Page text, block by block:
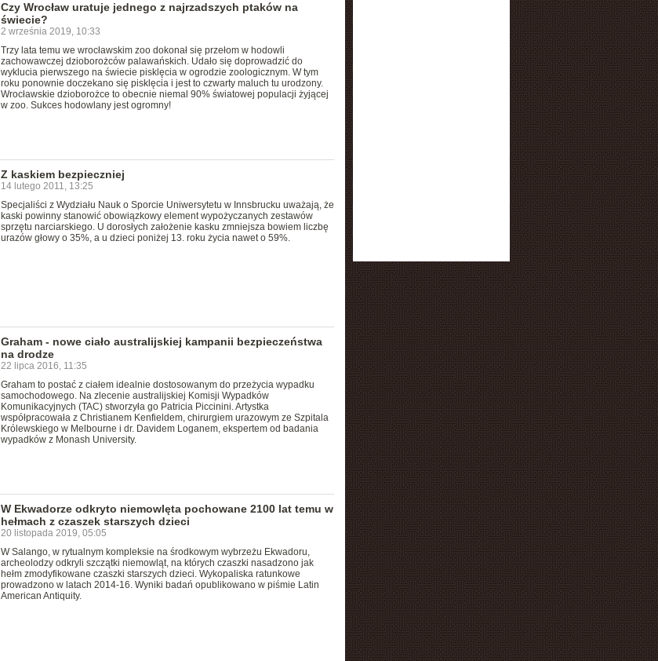
Czy Wrocław uratuje jednego z najrzadszych ptaków na
świecie?
2 września 2019, 10:33
Trzy lata temu we wrocławskim zoo dokonał się przełom w hodowli
zachowawczej dzioborożców palawańskich. Udało się doprowadzić do
wyklucia pierwszego na świecie pisklęcia w ogrodzie zoologicznym. W tym
roku ponownie doczekano się pisklęcia i jest to czwarty maluch tu urodzony.
Wrocławskie dzioborożce to obecnie niemal 90% światowej populacji żyjącej
w zoo. Sukces hodowlany jest ogromny!
Z kaskiem bezpieczniej
14 lutego 2011, 13:25
Specjaliści z Wydziału Nauk o Sporcie Uniwersytetu w Innsbrucku uważają, że
kaski powinny stanowić obowiązkowy element wypożyczanych zestawów
sprzętu narciarskiego. U dorosłych założenie kasku zmniejsza bowiem liczbę
urazów głowy o 35%, a u dzieci poniżej 13. roku życia nawet o 59%.
Graham - nowe ciało australijskiej kampanii bezpieczeństwa
na drodze
22 lipca 2016, 11:35
Graham to postać z ciałem idealnie dostosowanym do przeżycia wypadku
samochodowego. Na zlecenie australijskiej Komisji Wypadków
Komunikacyjnych (TAC) stworzyła go Patricia Piccinini. Artystka
współpracowała z Christianem Kenfieldem, chirurgiem urazowym ze Szpitala
Królewskiego w Melbourne i dr. Davidem Loganem, ekspertem od badania
wypadków z Monash University.
W Ekwadorze odkryto niemowlęta pochowane 2100 lat temu w
hełmach z czaszek starszych dzieci
20 listopada 2019, 05:05
W Salango, w rytualnym kompleksie na środkowym wybrzeżu Ekwadoru,
archeolodzy odkryli szczątki niemowląt, na których czaszki nasadzono jak
hełm zmodyfikowane czaszki starszych dzieci. Wykopaliska ratunkowe
prowadzono w latach 2014-16. Wyniki badań opublikowano w piśmie Latin
American Antiquity.